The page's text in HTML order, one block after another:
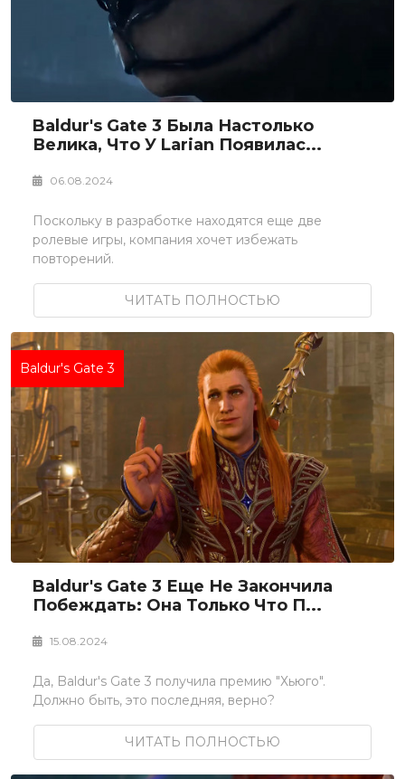
Baldur's Gate 3 Была Настолько
Велика, Что У Larian Появилас...
06.08.2024
Поскольку в разработке находятся еще две
ролевые игры, компания хочет избежать
повторений.
ЧИТАТЬ ПОЛНОСТЬЮ
Baldur's Gate 3
Baldur's Gate 3 Еще Не Закончила
Побеждать: Она Только Что П...
15.08.2024
Да, Baldur's Gate 3 получила премию "Хьюго".
Должно быть, это последняя, верно?
ЧИТАТЬ ПОЛНОСТЬЮ